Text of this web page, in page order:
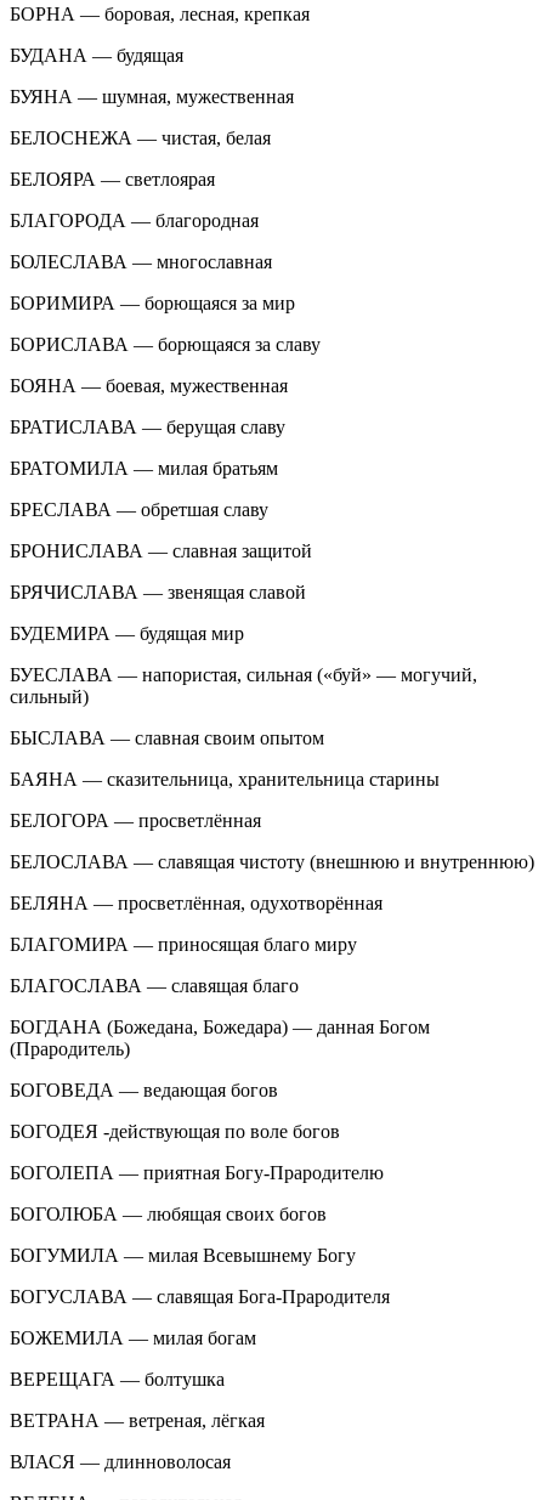
БОРНА — боровая, лесная, крепкая
БУДАНА — будящая
БУЯНА — шумная, мужественная
БЕЛОСНЕЖА — чистая, белая
БЕЛОЯРА — светлоярая
БЛАГОРОДА — благородная
БОЛЕСЛАВА — многославная
БОРИМИРА — борющаяся за мир
БОРИСЛАВА — борющаяся за славу
БОЯНА — боевая, мужественная
БРАТИСЛАВА — берущая славу
БРАТОМИЛА — милая братьям
БРЕСЛАВА — обретшая славу
БРОНИСЛАВА — славная защитой
БРЯЧИСЛАВА — звенящая славой
БУДЕМИРА — будящая мир
БУЕСЛАВА — напористая, сильная («буй» — могучий,
сильный)
БЫСЛАВА — славная своим опытом
БАЯНА — сказительница, хранительница старины
БЕЛОГОРА — просветлённая
БЕЛОСЛАВА — славящая чистоту (внешнюю и внутреннюю)
БЕЛЯНА — просветлённая, одухотворённая
БЛАГОМИРА — приносящая благо миру
БЛАГОСЛАВА — славящая благо
БОГДАНА (Божедана, Божедара) — данная Богом
(Прародитель)
БОГОВЕДА — ведающая богов
БОГОДЕЯ -действующая по воле богов
БОГОЛЕПА — приятная Богу-Прародителю
БОГОЛЮБА — любящая своих богов
БОГУМИЛА — милая Всевышнему Богу
БОГУСЛАВА — славящая Бога-Прародителя
БОЖЕМИЛА — милая богам
ВЕРЕЩАГА — болтушка
ВЕТРАНА — ветреная, лёгкая
ВЛАСЯ — длинноволосая